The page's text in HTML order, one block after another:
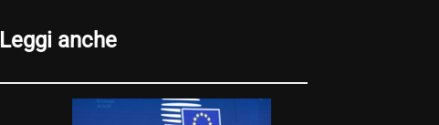
Leggi anche